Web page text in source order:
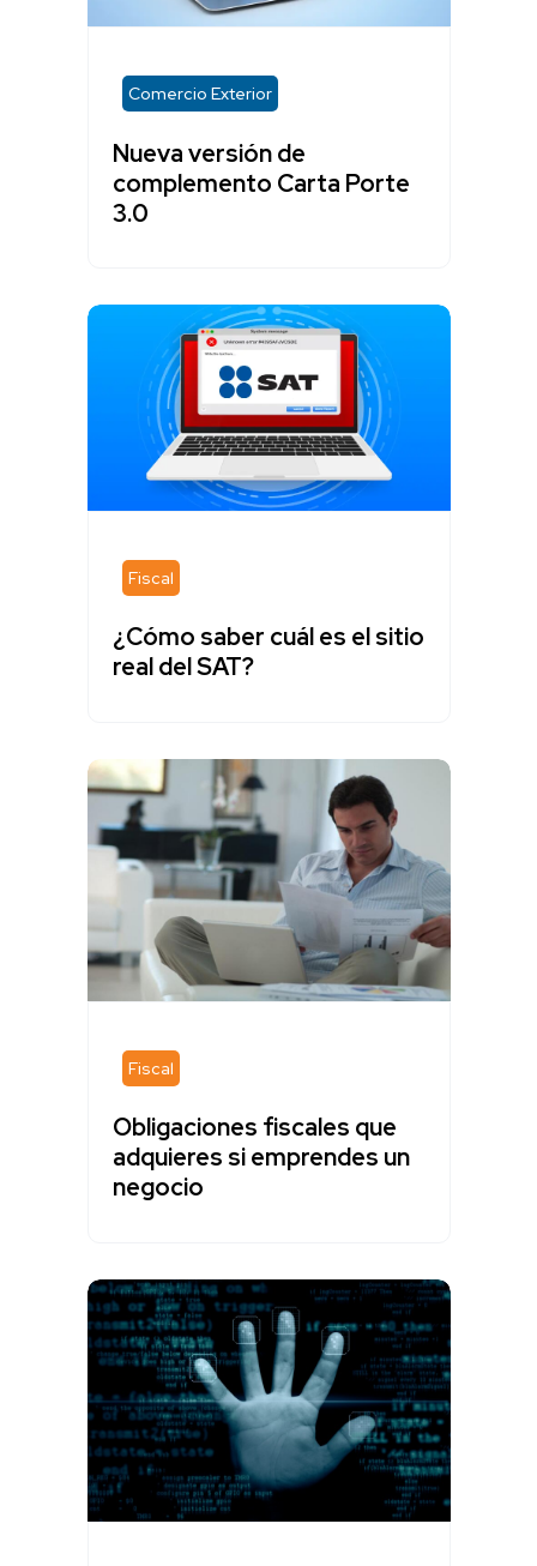
Comercio Exterior
Nueva versión de
complemento Carta Porte
3.0
Fiscal
¿Cómo saber cuál es el sitio
real del SAT?
Fiscal
Obligaciones fiscales que
adquieres si emprendes un
negocio